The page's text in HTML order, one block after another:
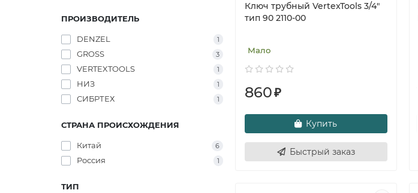
ПРОИЗВОДИТЕЛЬ
DENZEL 1
GROSS 3
VERTEXTOOLS 1
НИЗ 1
СИБРТЕХ 1
СТРАНА ПРОИСХОЖДЕНИЯ
Китай 6
Россия 1
ТИП
Ключ трубный VertexTools 3/4"
тип 90 2110-00
Мало
860₽
Купить
Быстрый заказ